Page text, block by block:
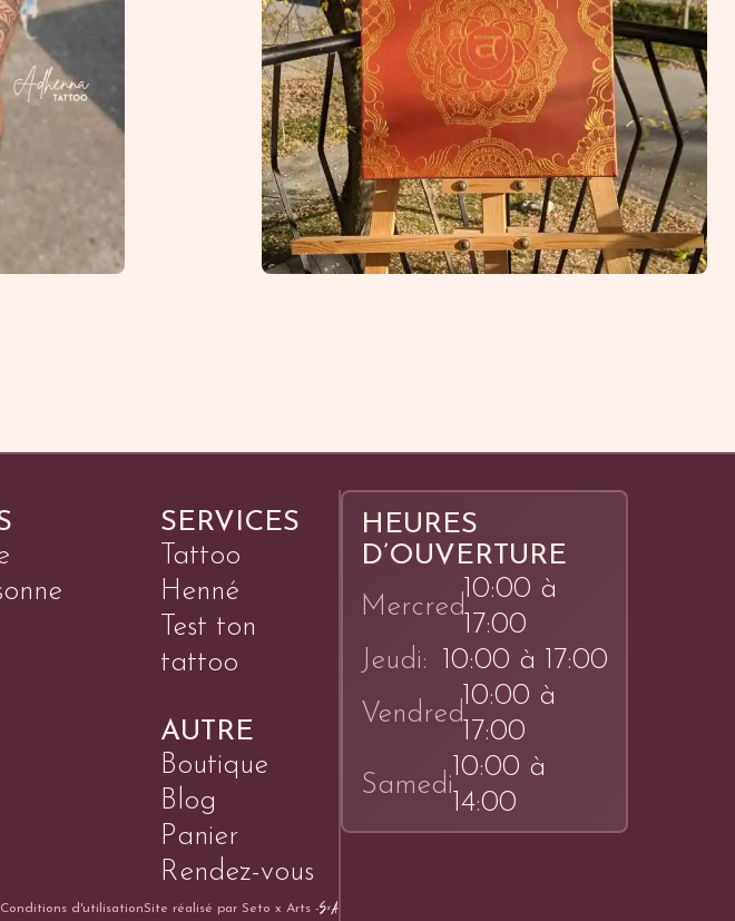
SERVICES
Tattoo
Henné
Test ton
tattoo
AUTRE
Boutique
Blog
Panier
Rendez-vous
Conditions d'utilisationSite réalisé par Seto x Arts -
HEURES
D’OUVERTURE
Mercredi:
10:00 à
17:00
Jeudi:
10:00 à 17:00
Vendredi:
10:00 à
17:00
Samedi:
10:00 à
14:00